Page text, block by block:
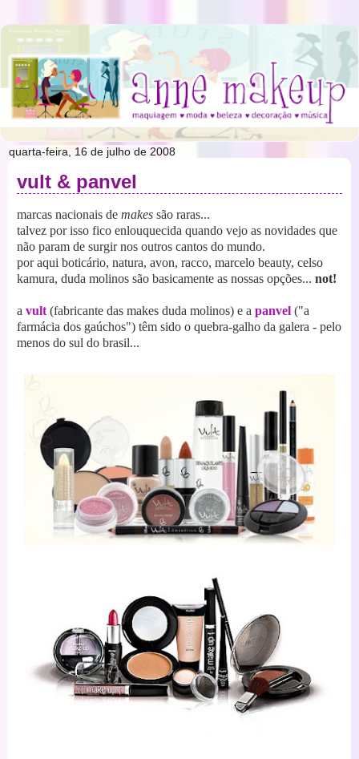
quarta-feira, 16 de julho de 2008
vult & panvel
marcas nacionais de makes são raras...
talvez por isso fico enlouquecida quando vejo as novidades que
não param de surgir nos outros cantos do mundo.
por aqui boticário, natura, avon, racco, marcelo beauty, celso
kamura, duda molinos são basicamente as nossas opções... not!
a vult (fabricante das makes duda molinos) e a panvel ("a
farmácia dos gaúchos") têm sido o quebra-galho da galera - pelo
menos do sul do brasil...